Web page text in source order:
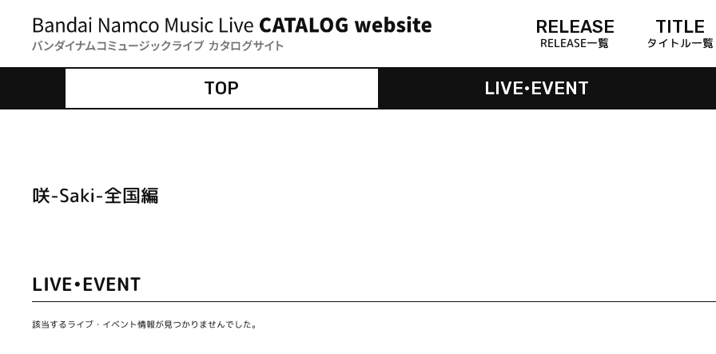
RELEASE
RELEASE一覧
TITLE
タイトル一覧
TOP LIVE•EVENT
咲-Saki-全国編
LIVE•EVENT
該当するライブ・イベント情報が見つかりませんでした。